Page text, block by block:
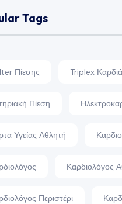
Tags
Πίεσης Triplex
Πίεση
Υγείας Αθλητή
Καρδιολόγος
Περιστέρι